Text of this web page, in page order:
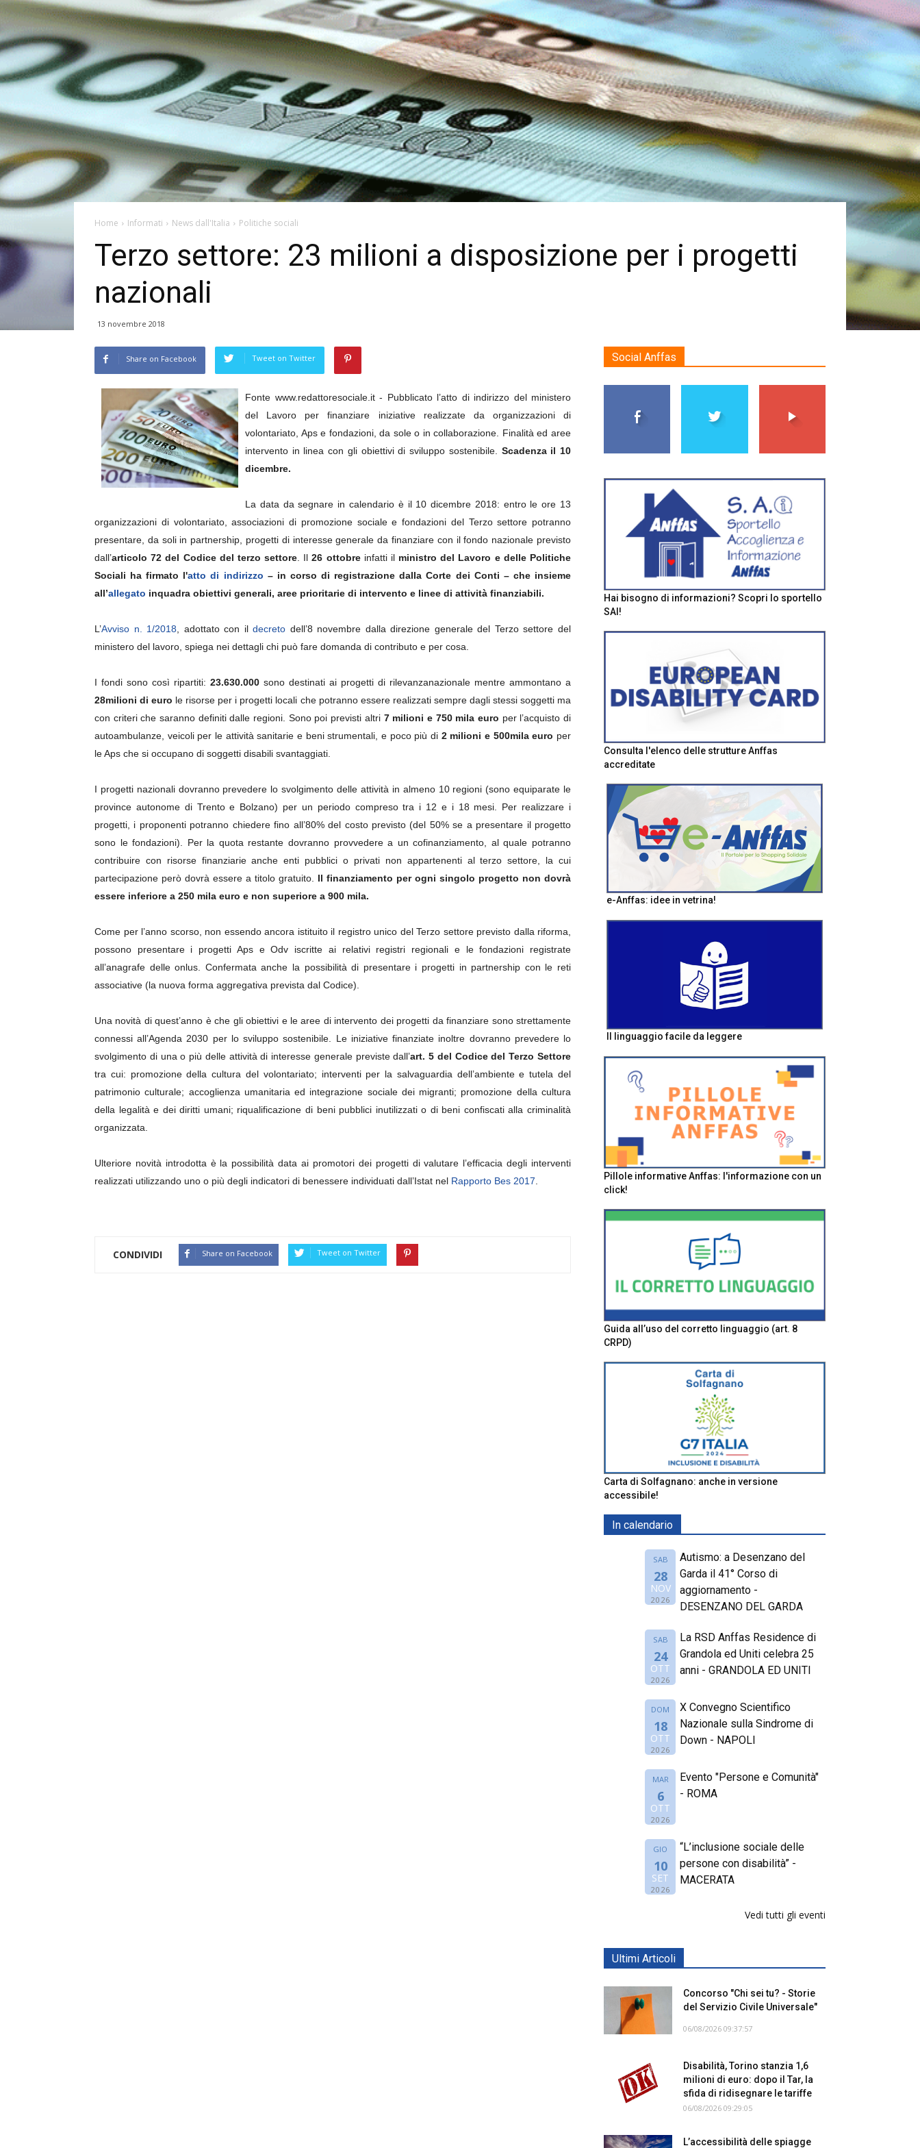
Home Informati News dall'Italia Politiche sociali
Terzo settore: 23 milioni a disposizione per i progetti
nazionali
13 novembre 2018
Share on Facebook Tweet on Twitter
Fonte www.redattoresociale.it - Pubblicato l’atto di indirizzo del ministero
del Lavoro per finanziare iniziative realizzate da organizzazioni di
volontariato, Aps e fondazioni, da sole o in collaborazione. Finalità ed aree
intervento in linea con gli obiettivi di sviluppo sostenibile. Scadenza il 10
dicembre.
La data da segnare in calendario è il 10 dicembre 2018: entro le ore 13
organizzazioni di volontariato, associazioni di promozione sociale e fondazioni del Terzo settore potranno
presentare, da soli in partnership, progetti di interesse generale da finanziare con il fondo nazionale previsto
dall’articolo 72 del Codice del terzo settore. Il26 ottobreinfatti il ministro del Lavoro e delle Politiche
Sociali ha firmato l'atto di indirizzo – in corso di registrazione dalla Corte dei Conti – che insieme
all’allegato inquadra obiettivi generali, aree prioritarie di intervento e linee di attività finanziabili.
L’Avviso n. 1/2018, adottato con ildecreto dell’8 novembre dalla direzione generale del Terzo settore del
ministero del lavoro, spiega nei dettagli chi può fare domanda di contributo e per cosa.
I fondi sono così ripartiti: 23.630.000 sono destinati ai progetti di rilevanzanazionale mentre ammontano a
28milioni di euro le risorse per i progetti locali che potranno essere realizzati sempre dagli stessi soggetti ma
con criteri che saranno definiti dalle regioni. Sono poi previsti altri 7 milioni e 750 mila euro per l’acquisto di
autoambulanze, veicoli per le attività sanitarie e beni strumentali, e poco più di 2 milioni e 500mila euro per
le Aps che si occupano di soggetti disabili svantaggiati.
I progetti nazionali dovranno prevedere lo svolgimento delle attività in almeno 10 regioni (sono equiparate le
province autonome di Trento e Bolzano) per un periodo compreso tra i 12 e i 18 mesi. Per realizzare i
progetti, i proponenti potranno chiedere fino all’80% del costo previsto (del 50% se a presentare il progetto
sono le fondazioni). Per la quota restante dovranno provvedere a un cofinanziamento, al quale potranno
contribuire con risorse finanziarie anche enti pubblici o privati non appartenenti al terzo settore, la cui
partecipazione però dovrà essere a titolo gratuito. Il finanziamento per ogni singolo progetto non dovrà
essere inferiore a 250 mila euro e non superiore a 900 mila.
Come per l’anno scorso, non essendo ancora istituito il registro unico del Terzo settore previsto dalla riforma,
possono presentare i progetti Aps e Odv iscritte ai relativi registri regionali e le fondazioni registrate
all’anagrafe delle onlus. Confermata anche la possibilità di presentare i progetti in partnership con le reti
associative (la nuova forma aggregativa prevista dal Codice).
Una novità di quest’anno è che gli obiettivi e le aree di intervento dei progetti da finanziare sono strettamente
connessi all’Agenda 2030 per lo sviluppo sostenibile. Le iniziative finanziate inoltre dovranno prevedere lo
svolgimento di una o più delle attività di interesse generale previste dall’art. 5 del Codice del Terzo Settore
tra cui: promozione della cultura del volontariato; interventi per la salvaguardia dell’ambiente e tutela del
patrimonio culturale; accoglienza umanitaria ed integrazione sociale dei migranti; promozione della cultura
della legalità e dei diritti umani; riqualificazione di beni pubblici inutilizzati o di beni confiscati alla criminalità
organizzata.
Ulteriore novità introdotta è la possibilità data ai promotori dei progetti di valutare l’efficacia degli interventi
realizzati utilizzando uno o più degli indicatori di benessere individuati dall’Istat nel Rapporto Bes 2017.
CONDIVIDI Share on Facebook Tweet on Twitter
Social Anffas
Hai bisogno di informazioni? Scopri lo sportello
SAI!
Consulta l'elenco delle strutture Anffas
accreditate
e-Anffas: idee in vetrina!
Il linguaggio facile da leggere
Pillole informative Anffas: l'informazione con un
click!
Guida all’uso del corretto linguaggio (art. 8
CRPD)
Carta di Solfagnano: anche in versione
accessibile!
In calendario
SAB
28
NOV
2026
Autismo: a Desenzano del
Garda il 41° Corso di
aggiornamento -
DESENZANO DEL GARDA
SAB
24
OTT
2026
La RSD Anffas Residence di
Grandola ed Uniti celebra 25
anni - GRANDOLA ED UNITI
DOM
18
OTT
2026
X Convegno Scientifico
Nazionale sulla Sindrome di
Down - NAPOLI
MAR
6
OTT
2026
Evento "Persone e Comunità"
- ROMA
GIO
10
SET
2026
“L’inclusione sociale delle
persone con disabilità” -
MACERATA
Vedi tutti gli eventi
Ultimi Articoli
Concorso "Chi sei tu? - Storie
del Servizio Civile Universale"
06/08/2026 09:37:57
Disabilità, Torino stanzia 1,6
milioni di euro: dopo il Tar, la
sfida di ridisegnare le tariffe
06/08/2026 09:29:05
L’accessibilità delle spiagge